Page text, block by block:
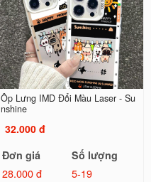
Ốp Lưng IMD Đổi Màu Laser - Su
nshine
32.000 đ
Đơn giá
Số lượng
28.000 đ
5-19